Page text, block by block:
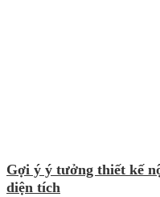
Gợi ý ý tưởng thiết kế
diện tích